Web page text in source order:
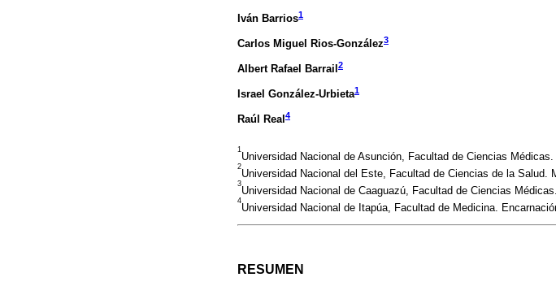
Iván Barrios1
Carlos Miguel Rios-González3
Albert Rafael Barrail 2
Israel González-Urbieta1
Raúl Real 4
1
Universidad Nacional de Asunción, Facultad de Ciencias
2
Universidad Nacional del Este, Facultad de Ciencias de la Salud.
3
Universidad Nacional de Caaguazú, Facultad de Ciencias
4
Universidad Nacional de Itapúa, Facultad de Medicina.
RESUMEN